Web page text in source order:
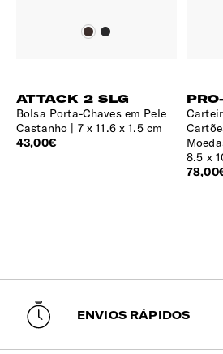
ATTACK 2 SLG
Bolsa Porta-Chaves em Pele
Castanho
7 x 11.6 x 1.5 cm
43,00€
8.5 x
ENVIOS RÁPIDOS